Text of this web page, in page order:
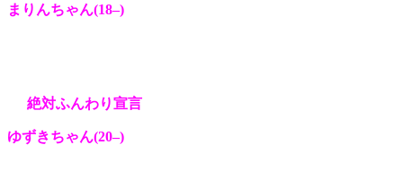
まりんちゃん(18–)
絶対ふんわり宣言
ゆずきちゃん(20–)